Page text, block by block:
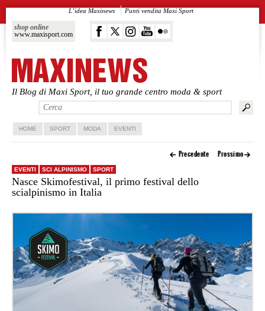
Il Blog di Maxi Sport, il tuo grande centro moda & sport
shop online
www.maxisport.com
L’idea Maxinews Punti vendita Maxi Sport
Vai al contenuto principale
Vai al contenuto secondario
HOME SPORT MODA EVENTI
Precedente Prossimo
EVENTI SCI ALPINISMO SPORT
Nasce Skimofestival, il primo festival dello
scialpinismo in Italia